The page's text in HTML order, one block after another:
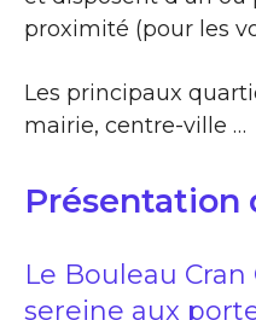
proximité (pour les
Les principaux
mairie, centre-ville …
Présentation
Le Bouleau Cran
sereine aux